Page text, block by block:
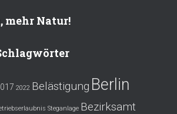
mehr Natur!
2022 Belästigung Berlin
Steganlage Bezirksamt